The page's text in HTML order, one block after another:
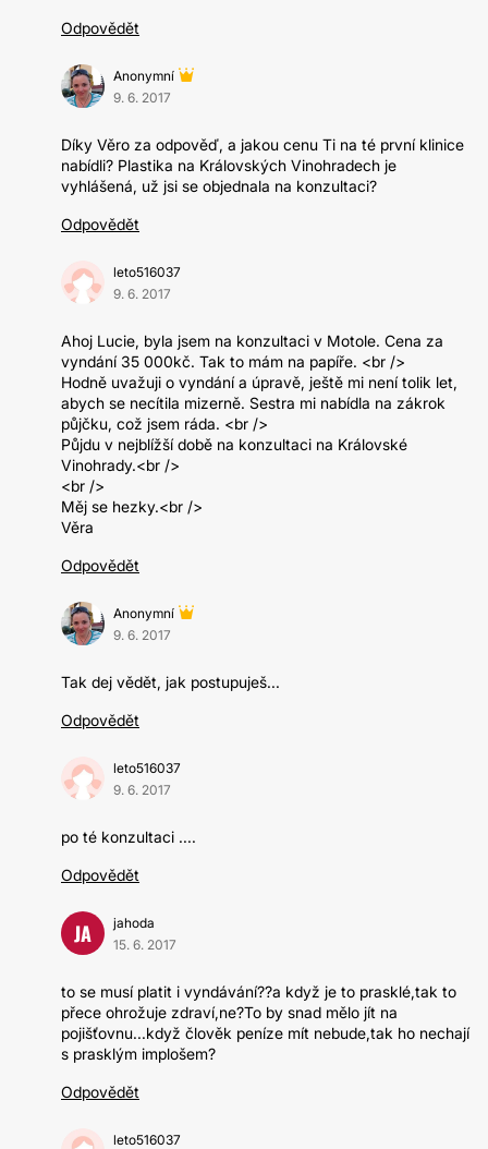
Odpovědět
Anonymní
9. 6. 2017
Díky Věro za odpověď, a jakou cenu Ti na té první klinice
nabídli? Plastika na Královských Vinohradech je
vyhlášená, už jsi se objednala na konzultaci?
Odpovědět
leto516037
9. 6. 2017
Ahoj Lucie, byla jsem na konzultaci v Motole. Cena za
vyndání 35 000kč. Tak to mám na papíře. <br />
Hodně uvažuji o vyndání a úpravě, ještě mi není tolik let,
abych se necítila mizerně. Sestra mi nabídla na zákrok
půjčku, což jsem ráda. <br />
Půjdu v nejblížší době na konzultaci na Královské
Vinohrady.<br />
<br />
Měj se hezky.<br />
Věra
Odpovědět
Anonymní
9. 6. 2017
Tak dej vědět, jak postupuješ...
Odpovědět
leto516037
9. 6. 2017
po té konzultaci ....
Odpovědět
JA
jahoda
15. 6. 2017
to se musí platit i vyndávání??a když je to prasklé,tak to
přece ohrožuje zdraví,ne?To by snad mělo jít na
pojišťovnu...když člověk peníze mít nebude,tak ho nechají
s prasklým implošem?
Odpovědět
leto516037